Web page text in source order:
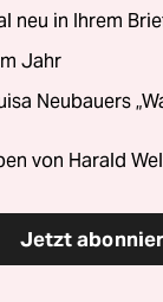
neu in Ihrem
Jahr
Neubauers
von Harald
Jetzt